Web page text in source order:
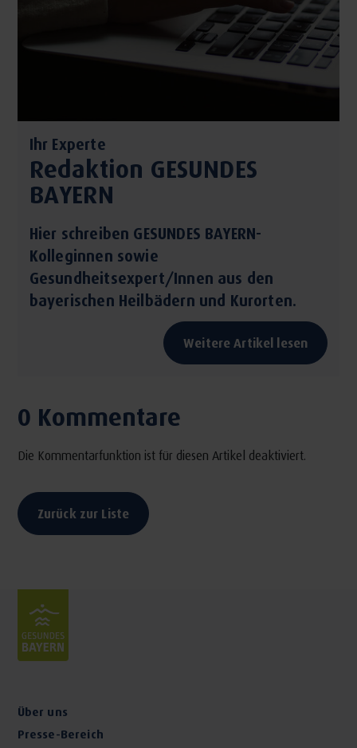
Ihr Experte
Redaktion GESUNDES
BAYERN
Hier schreiben GESUNDES BAYERN-
Kolleginnen sowie
Gesundheitsexpert/Innen aus den
bayerischen Heilbädern und Kurorten.
Weitere Artikel lesen
0 Kommentare
Die Kommentarfunktion ist für diesen Artikel deaktiviert.
Zurück zur Liste
Über uns
Presse-Bereich